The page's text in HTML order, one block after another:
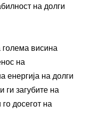
на долги
висина
на
енергија на долги
ги загубите на
досегот на